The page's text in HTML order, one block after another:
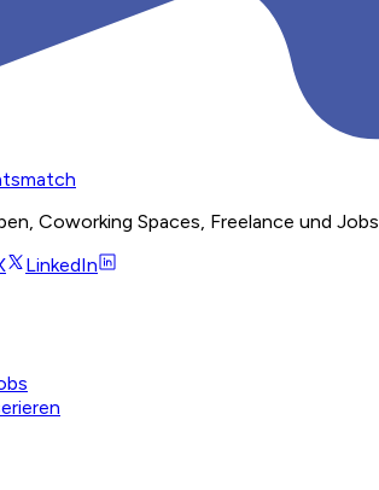
Coworking Spaces, Freelance und Jobs.
LinkedIn